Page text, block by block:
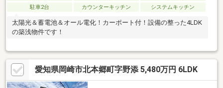
駐車2台
カウンターキッチン システムキッチン
太陽光＆蓄電池＆オール電化！カーポート付！設備の整った4LDK
の築浅物件です！
愛知県岡崎市北本郷町字野添 5,480万円 6LDK